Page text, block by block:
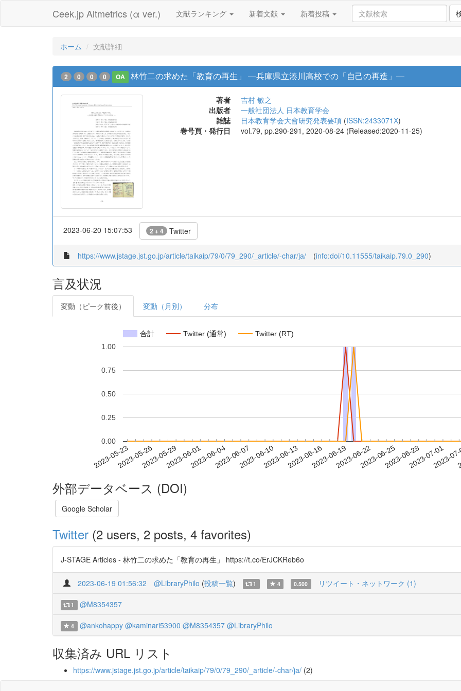
Ceek.jp Altmetrics (α ver.) 文献ランキング 新着文献 新着投稿
ホーム 文献詳細
2 0 0 0 OA 林竹二の求めた「教育の再生」 ―兵庫県立湊川高校での「自己の再造」―
著者
吉村 敏之
出版者
一般社団法人 日本教育学会
雑誌
日本教育学会大會研究発表要項 (ISSN:2433071X)
巻号頁・発行日
vol.79, pp.290-291, 2020-08-24 (Released:2020-11-25)
2023-06-20 15:07:53 2 + 4 Twitter
https://www.jstage.jst.go.jp/article/taikaip/79/0/79_290/_article/-char/ja/ (info:doi/10.11555/taikaip.79.0_290)
言及状況
変動（ピーク前後） 変動（月別） 分布
合計 Twitter (通常) Twitter (RT)
2023-05-232023-05-262023-05-292023-06-012023-06-042023-06-072023-06-102023-06-132023-06-162023-06-192023-06-222023-06-252023-06-282023-07-01
2023-
0.00
0.25
0.50
0.75
1.00
外部データベース (DOI)
Google Scholar
Twitter (2 users, 2 posts, 4 favorites)
J-STAGE Articles - 林竹二の求めた「教育の再生」 https://t.co/ErJCKReb6o
2023-06-19 01:56:32 @LibraryPhilo (投稿一覧) 1 4 0.500 リツイート・ネットワーク (1)
1 @M8354357
4 @ankohappy @kaminari53900 @M8354357 @LibraryPhilo
収集済み URL リスト
https://www.jstage.jst.go.jp/article/taikaip/79/0/79_290/_article/-char/ja/ (2)